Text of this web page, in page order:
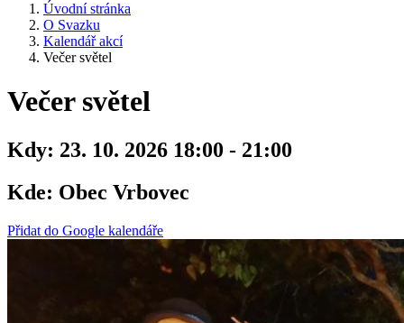
Úvodní stránka
O Svazku
Kalendář akcí
Večer světel
Večer světel
Kdy: 23. 10. 2026 18:00 - 21:00
Kde: Obec Vrbovec
Přidat do Google kalendáře